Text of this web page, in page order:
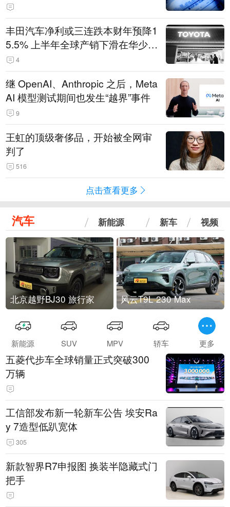
丰田汽车净利或三连跌本财年预降1
5.5% 上半年全球产销下滑在华少卖
14.3万辆
4
继 OpenAI、Anthropic 之后，Meta
AI 模型测试期间也发生“越界”事件
9
王虹的顶级奢侈品，开始被全网审
判了
516
点击查看更多
汽车 新能源 新车 视频
北京越野BJ30 旅行家 风云T9L 230 Max
新能源 SUV MPV 轿车 更多
五菱代步车全球销量正式突破300
万辆
工信部发布新一轮新车公告 埃安Ra
y 7造型低趴宽体
305
新款智界R7申报图 换装半隐藏式门
把手